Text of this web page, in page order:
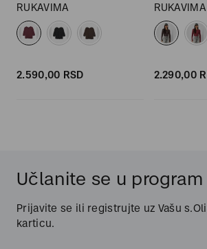
RUKAVIMA
2.590,00 RSD
RUKAVIMA
2.290,00
Učlanite se u
Prijavite se ili registrujte uz Vašu
karticu.